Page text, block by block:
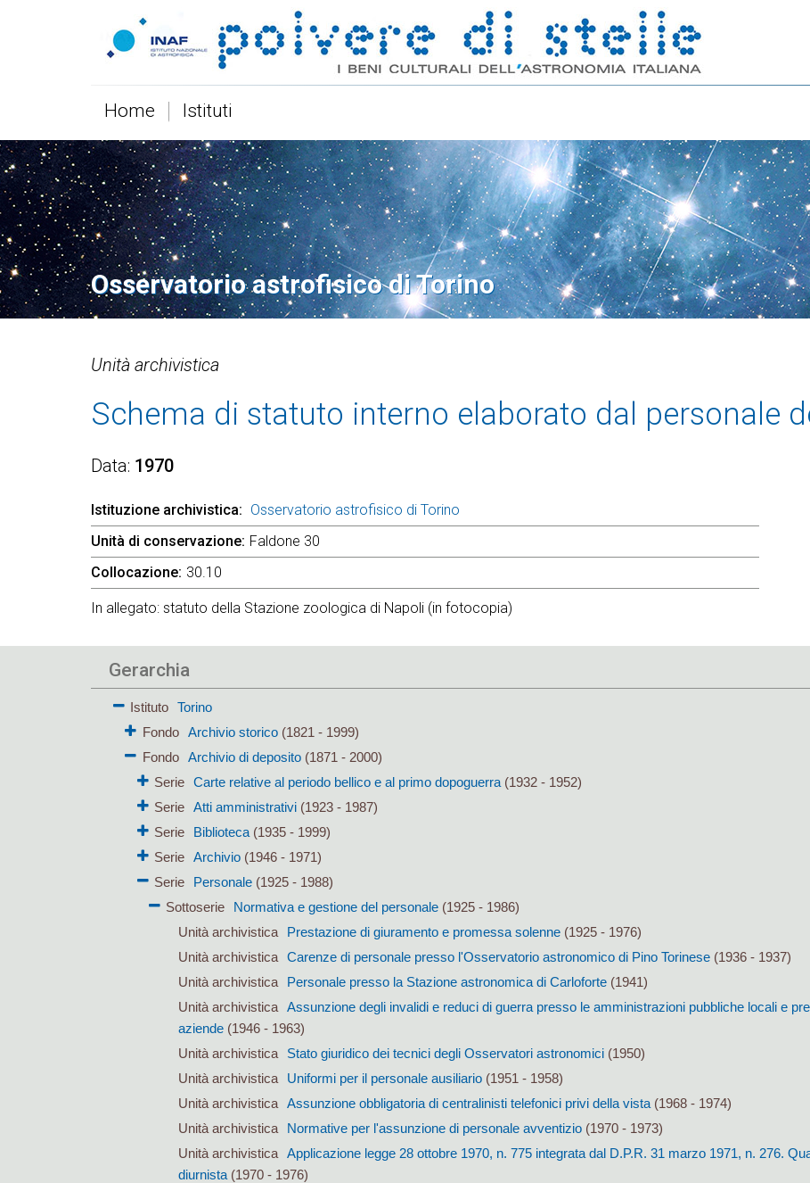
Home Istituti
Osservatorio astrofisico di Torino
Unità archivistica
Schema di statuto interno elaborato dal personale
Data 1970
Istituzione archivistica
Osservatorio astrofisico di Torino
Unità di conservazione Faldone 30
Collocazione 30.10
In allegato: statuto della Stazione zoologica di Napoli (in fotocopia)
Gerarchia
Istituto
Torino
Fondo
Archivio storico(1821 - 1999)
Fondo
Archivio di deposito(1871 - 2000)
Serie Carte relative al periodo bellico e al primo dopoguerra(1932 - 1952)
Serie Atti amministrativi(1923 - 1987)
Serie
Biblioteca(1935 - 1999)
Serie Archivio(1946 - 1971)
Serie
Personale(1925 - 1988)
Sottoserie
Normativa e gestione del personale (1925 - 1986)
Unità archivistica
Prestazione di giuramento e promessa solenne(1925 - 1976)
Unità archivistica
Carenze di personale presso l'Osservatorio astronomico di Pino Torinese(1936 - 1937)
Unità archivistica
Personale presso la Stazione astronomica di Carloforte(1941)
Unità archivistica
Assunzione degli invalidi e reduci di guerra presso le amministrazioni pubbliche locali e
aziende(1946 - 1963)
Unità archivistica
Stato giuridico dei tecnici degli Osservatori astronomici(1950)
Unità archivistica
Uniformi per il personale ausiliario(1951 - 1958)
Unità archivistica
Assunzione obbligatoria di centralinisti telefonici privi della vista(1968 - 1974)
Unità archivistica
Normative per l'assunzione di personale avventizio(1970 - 1973)
Unità archivistica
Applicazione legge 28 ottobre 1970, n. 775 integrata dal D.P.R. 31 marzo 1971, n. 276.
diurnista(1970 - 1976)